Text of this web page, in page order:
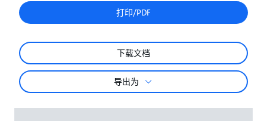
打印/PDF
下载文档
导出为